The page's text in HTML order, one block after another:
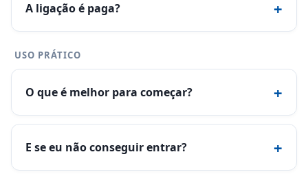
A ligação é paga? +
USO PRÁTICO
O que é melhor para começar? +
E se eu não conseguir entrar? +